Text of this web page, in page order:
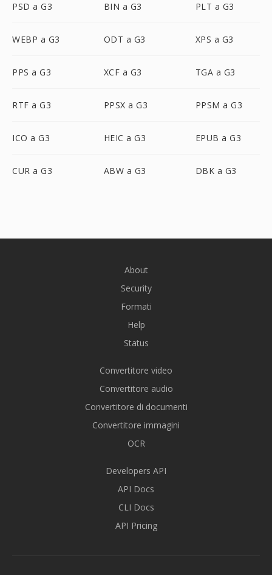
PSD a G3 BIN a G3 PLT a G3
WEBP a G3 ODT a G3 XPS a G3
PPS a G3 XCF a G3 TGA a G3
RTF a G3 PPSX a G3 PPSM a G3
ICO a G3 HEIC a G3 EPUB a G3
CUR a G3 ABW a G3 DBK a G3
About
Security
Formati
Help
Status
Convertitore video
Convertitore audio
Convertitore di documenti
Convertitore immagini
OCR
Developers API
API Docs
CLI Docs
API Pricing